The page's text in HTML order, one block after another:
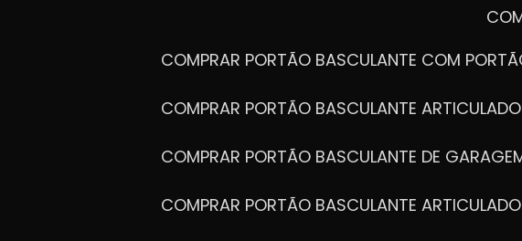
COMPRAR PORTÃO BASCULANTE COM
COMPRAR PORTÃO BASCULANTE
COMPRAR PORTÃO BASCULANTE DE
COMPRAR PORTÃO BASCULANTE ARTICULADO